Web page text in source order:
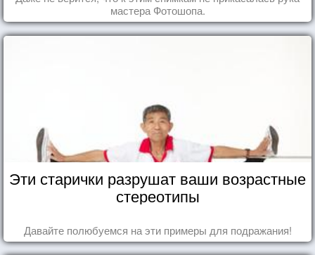
мастера Фотошопа.
Эти старички разрушат ваши возрастные
стереотипы
Давайте полюбуемся на эти примеры для подражания!